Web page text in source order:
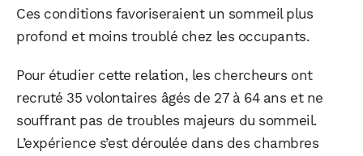
Ces conditions favoriseraient un sommeil plus
profond et moins troublé chez les occupants.
Pour étudier cette relation, les chercheurs ont
recruté 35 volontaires âgés de 27 à 64 ans et ne
souffrant pas de troubles majeurs du sommeil.
L’expérience s’est déroulée dans des chambres